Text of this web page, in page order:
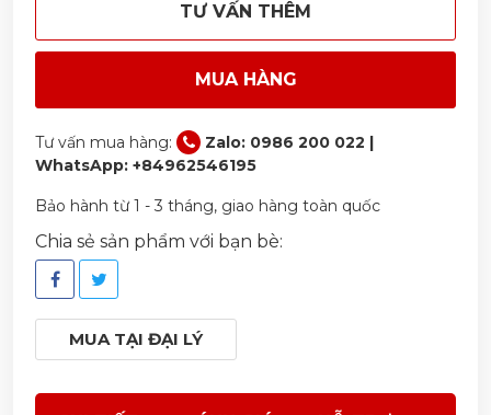
TƯ VẤN THÊM
MUA HÀNG
Tư vấn mua hàng:
Zalo: 0986 200 022 |
WhatsApp: +84962546195
Bảo hành từ 1 - 3 tháng, giao hàng toàn quốc
Chia sẻ sản phẩm với bạn bè:
MUA TẠI ĐẠI LÝ